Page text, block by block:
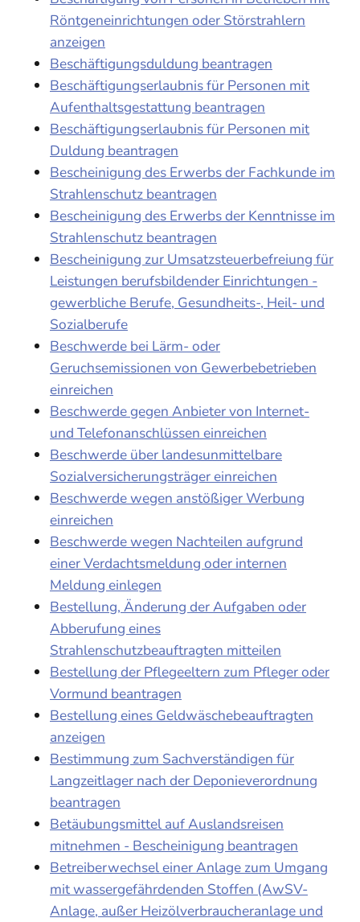
Röntgeneinrichtungen oder Störstrahlern
anzeigen
Beschäftigungsduldung beantragen
Beschäftigungserlaubnis für Personen mit
Aufenthaltsgestattung beantragen
Beschäftigungserlaubnis für Personen mit
Duldung beantragen
Bescheinigung des Erwerbs der Fachkunde im
Strahlenschutz beantragen
Bescheinigung des Erwerbs der Kenntnisse im
Strahlenschutz beantragen
Bescheinigung zur Umsatzsteuerbefreiung für
Leistungen berufsbildender Einrichtungen -
gewerbliche Berufe, Gesundheits-, Heil- und
Sozialberufe
Beschwerde bei Lärm- oder
Geruchsemissionen von Gewerbebetrieben
einreichen
Beschwerde gegen Anbieter von Internet-
und Telefonanschlüssen einreichen
Beschwerde über landesunmittelbare
Sozialversicherungsträger einreichen
Beschwerde wegen anstößiger Werbung
einreichen
Beschwerde wegen Nachteilen aufgrund
einer Verdachtsmeldung oder internen
Meldung einlegen
Bestellung, Änderung der Aufgaben oder
Abberufung eines
Strahlenschutzbeauftragten mitteilen
Bestellung der Pflegeeltern zum Pfleger oder
Vormund beantragen
Bestellung eines Geldwäschebeauftragten
anzeigen
Bestimmung zum Sachverständigen für
Langzeitlager nach der Deponieverordnung
beantragen
Betäubungsmittel auf Auslandsreisen
mitnehmen - Bescheinigung beantragen
Betreiberwechsel einer Anlage zum Umgang
mit wassergefährdenden Stoffen (AwSV-
Anlage, außer Heizölverbraucheranlage und